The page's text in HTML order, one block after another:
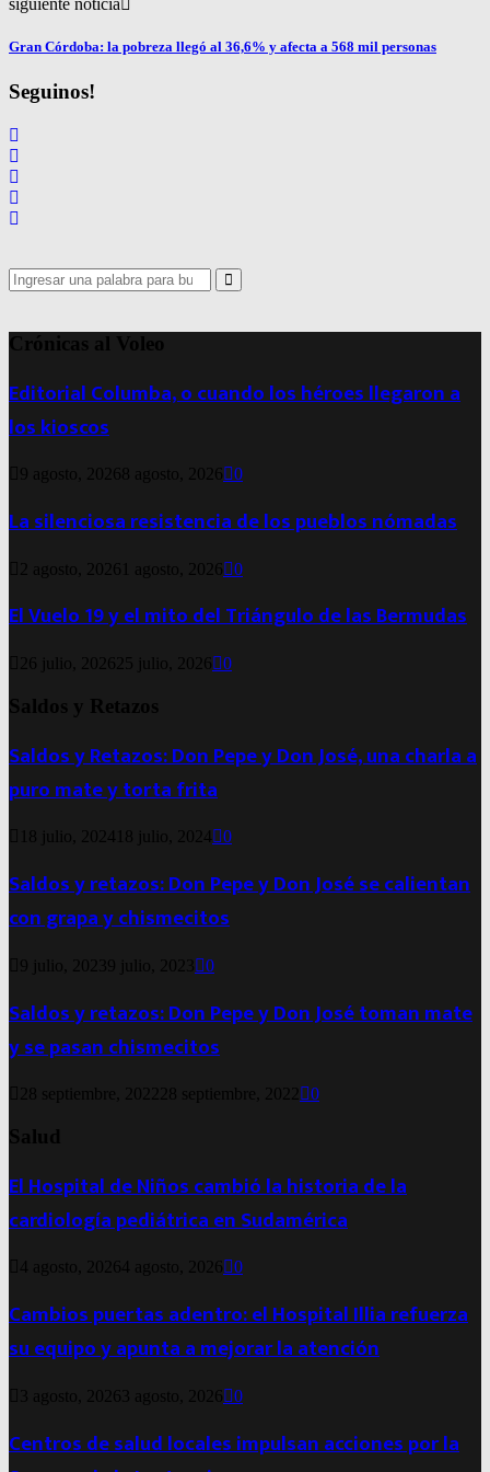
siguiente noticia
Gran Córdoba: la pobreza llegó al 36,6% y afecta a 568 mil personas
Seguinos!
Search
for:
Search
Crónicas al Voleo
Editorial Columba, o cuando los héroes llegaron a
los kioscos
9 agosto, 20268 agosto, 2026 0
La silenciosa resistencia de los pueblos nómadas
2 agosto, 2026 1 agosto, 2026 0
El Vuelo 19 y el mito del Triángulo de las Bermudas
26 julio, 2026 25 julio, 2026 0
Saldos y Retazos
Saldos y Retazos: Don Pepe y Don José, una charla a
puro mate y torta frita
18 julio, 2024 18 julio, 2024 0
Saldos y retazos: Don Pepe y Don José se calientan
con grapa y chismecitos
9 julio, 20239 julio, 2023 0
Saldos y retazos: Don Pepe y Don José toman mate
y se pasan chismecitos
28 septiembre, 2022 28 septiembre, 2022 0
Salud
El Hospital de Niños cambió la historia de la
cardiología pediátrica en Sudamérica
4 agosto, 20264 agosto, 2026 0
Cambios puertas adentro: el Hospital Illia refuerza
su equipo y apunta a mejorar la atención
3 agosto, 2026 3 agosto, 2026 0
Centros de salud locales impulsan acciones por la